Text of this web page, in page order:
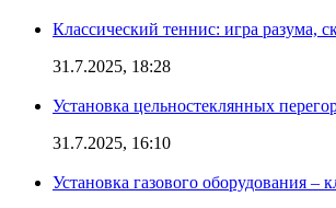
Классический теннис: игра разума,
31.7.2025, 18:28
Установка цельностеклянных
31.7.2025, 16:10
Установка газового оборудования –